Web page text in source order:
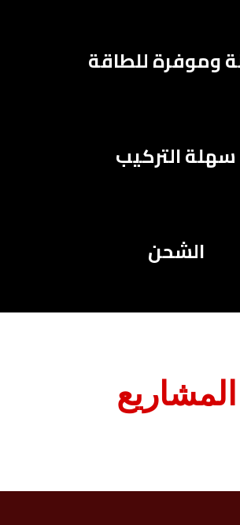
وموفرة للطاقة
سهلة التركيب
الشحن
المشاريع